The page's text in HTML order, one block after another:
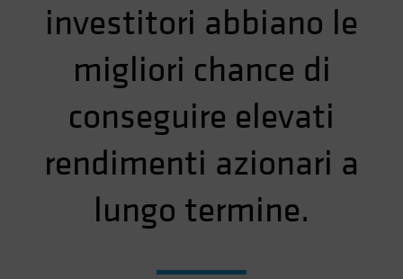
investitori abbiano le
migliori chance di
conseguire elevati
rendimenti azionari a
lungo termine.